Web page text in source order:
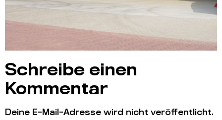
Schreibe einen
Kommentar
Deine E-Mail-Adresse wird nicht veröffentlicht.